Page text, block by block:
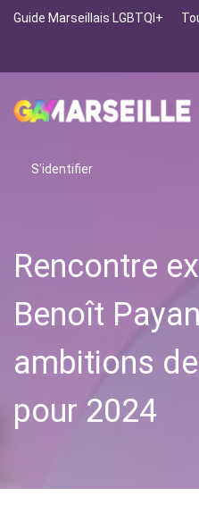
Guide Marseillais LGBTQI+
S'identifier
Rencontre
Benoît
ambitions
pour 2024